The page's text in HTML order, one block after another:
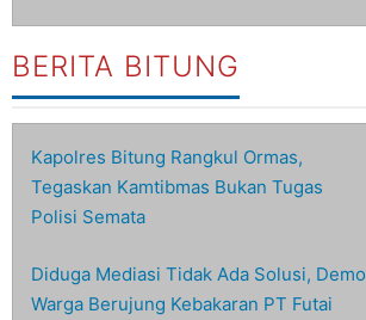
BERITA BITUNG
Kapolres Bitung Rangkul Ormas,
Tegaskan Kamtibmas Bukan Tugas
Polisi Semata
Diduga Mediasi Tidak Ada Solusi, Demo
Warga Berujung Kebakaran PT Futai